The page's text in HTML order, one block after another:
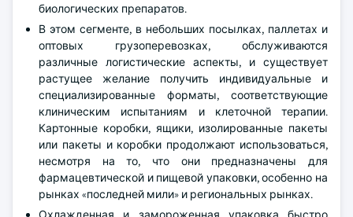
биологических препаратов.
В этом сегменте, в небольших посылках, паллетах и
оптовых грузоперевозках, обслуживаются
различные логистические аспекты, и существует
растущее желание получить индивидуальные и
специализированные форматы, соответствующие
клиническим испытаниям и клеточной терапии.
Картонные коробки, ящики, изолированные пакеты
или пакеты и коробки продолжают использоваться,
несмотря на то, что они предназначены для
фармацевтической и пищевой упаковки, особенно на
рынках «последней мили» и региональных рынках.